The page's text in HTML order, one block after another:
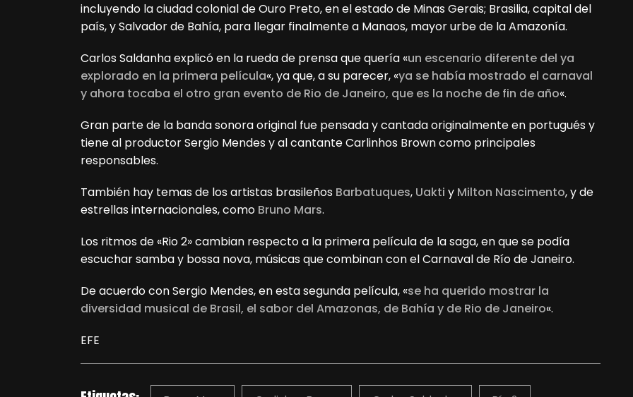
incluyendo la ciudad colonial de Ouro Preto, en el estado de Minas Gerais; Brasilia, capital del
país, y Salvador de Bahía, para llegar finalmente a Manaos, mayor urbe de la Amazonía.
Carlos Saldanha explicó en la rueda de prensa que quería «un escenario diferente del ya
explorado en la primera película«, ya que, a su parecer, «ya se había mostrado el carnaval
y ahora tocaba el otro gran evento de Rio de Janeiro, que es la noche de fin de año«.
Gran parte de la banda sonora original fue pensada y cantada originalmente en portugués y
tiene al productor Sergio Mendes y al cantante Carlinhos Brown como principales
responsables.
También hay temas de los artistas brasileños Barbatuques, Uakti y Milton Nascimento, y de
estrellas internacionales, como Bruno Mars.
Los ritmos de «Rio 2» cambian respecto a la primera película de la saga, en que se podía
escuchar samba y bossa nova, músicas que combinan con el Carnaval de Río de Janeiro.
De acuerdo con Sergio Mendes, en esta segunda película, «se ha querido mostrar la
diversidad musical de Brasil, el sabor del Amazonas, de Bahía y de Rio de Janeiro«.
EFE